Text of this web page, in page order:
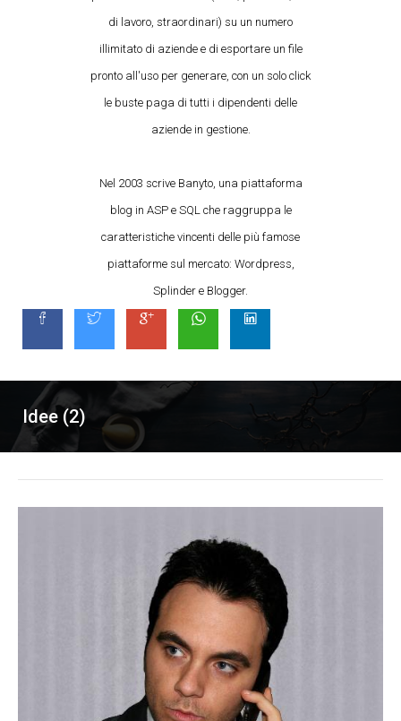
di lavoro, straordinari) su un numero
illimitato di aziende e di esportare un file
pronto all'uso per generare, con un solo click
le buste paga di tutti i dipendenti delle
aziende in gestione.
Nel 2003 scrive Banyto, una piattaforma
blog in ASP e SQL che raggruppa le
caratteristiche vincenti delle più famose
piattaforme sul mercato: Wordpress,
Splinder e Blogger.
Idee (2)